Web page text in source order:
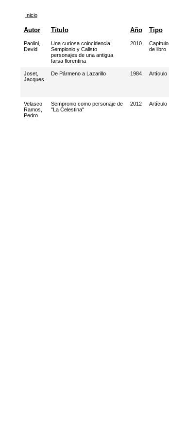
Inicio
Autor Título Año Tipo
Paolini,
Devid
Una curiosa coincidencia:
Semplonio y Calisto
personajes de una antigua
farsa florentina
2010
Capítulo
de libro
Joset,
Jacques
De Pármeno a Lazarillo 1984 Artículo
Velasco
Ramos,
Pedro
Sempronio como personaje de
"La Celestina"
2012 Artículo